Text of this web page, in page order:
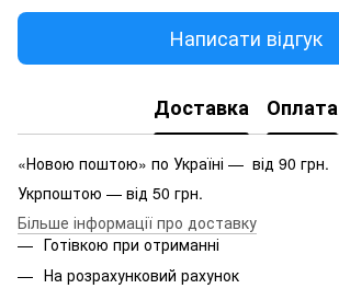
Написати відгук
Доставка Оплата
«Новою поштою» по Україні — від 90 грн.
Укрпоштою — від 50 грн.
Більше інформації про доставку
Готівкою при отриманні
На розрахунковий рахунок